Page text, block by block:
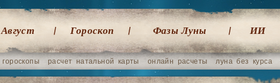
Август Гороскоп Фазы Луны ИИ
гороскопы расчет натальной карты онлайн расчеты луна без курса